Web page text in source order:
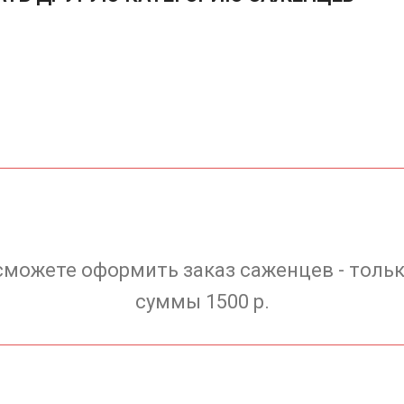
оформить заказ саженцев -
суммы 1500 р.